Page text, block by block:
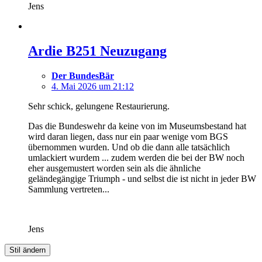
Jens
Ardie B251 Neuzugang
Der BundesBär
4. Mai 2026 um 21:12
Sehr schick, gelungene Restaurierung.
Das die Bundeswehr da keine von im Museumsbestand hat
wird daran liegen, dass nur ein paar wenige vom BGS
übernommen wurden. Und ob die dann alle tatsächlich
umlackiert wurdem ... zudem werden die bei der BW noch
eher ausgemustert worden sein als die ähnliche
geländegängige Triumph - und selbst die ist nicht in jeder BW
Sammlung vertreten...
Jens
Stil ändern